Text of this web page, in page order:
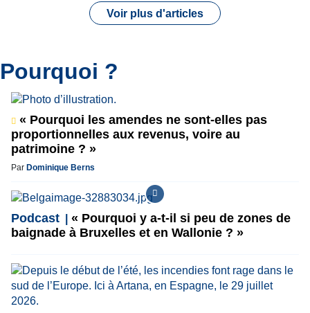
Voir plus d'articles
Pourquoi ?
« Pourquoi les amendes ne sont-elles pas
proportionnelles aux revenus, voire au
patrimoine ? »
Par Dominique Berns
Podcast
« Pourquoi y a-t-il si peu de zones de
baignade à Bruxelles et en Wallonie ? »